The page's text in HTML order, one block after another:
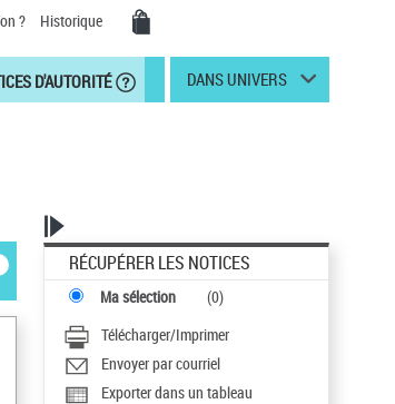
? Historique
D'AUTORITÉ DANS UNIVERS
RÉCUPÉRER LES NOTICES
Ma sélection (0)
Télécharger/Imprimer
Envoyer par courriel
Exporter dans un tableau